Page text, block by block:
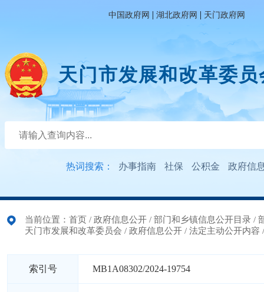
中国政府网 | 湖北政府网 | 天门政府网
天门市发展和改革委员
热词搜索： 办事指南 社保 公积金 政府信
当前位置： 首页 / 政府信息公开 / 部门和乡镇信息公开目录 /
天门市发展和改革委员会 / 政府信息公开 / 法定主动公开内容
索引号 MB1A08302/2024-19754